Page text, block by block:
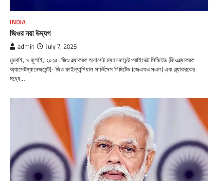
INDIA
জিওর নয়া উদ্যগ
admin July 7, 2025
মুম্বাই, ৭ জুলাই, ২০২৫: জিও ব্ল্যাকরক অ্যাসেট ম্যানেজমেন্ট প্রাইভেট লিমিটেড (জিওব্ল্যাকরক
অ্যাসেটম্যানেজমেন্ট)- জিও ফাইন্যান্সিয়াল সার্ভিসেস লিমিটেড (জেএফএসএল) এবং ব্ল্যাকরকের
মধ্যে…